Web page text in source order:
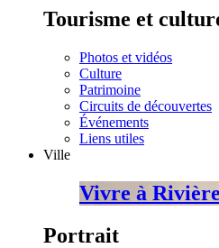
Tourisme et
Photos et vidéos
Culture
Patrimoine
Circuits de découvertes
Événements
Liens utiles
Ville
Vivre à
Portrait